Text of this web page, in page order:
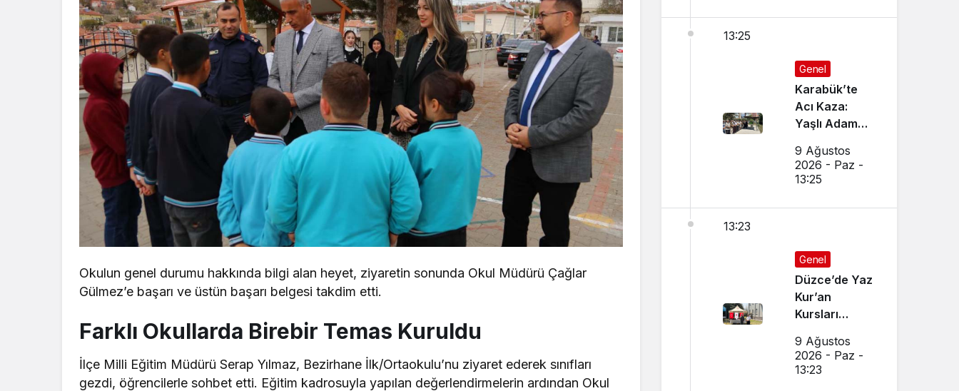
Okulun genel durumu hakkında bilgi alan heyet, ziyaretin sonunda Okul Müdürü Çağlar
Gülmez’e başarı ve üstün başarı belgesi takdim etti.
Farklı Okullarda Birebir Temas Kuruldu
İlçe Milli Eğitim Müdürü Serap Yılmaz, Bezirhane İlk/Ortaokulu’nu ziyaret ederek sınıfları
gezdi, öğrencilerle sohbet etti. Eğitim kadrosuyla yapılan değerlendirmelerin ardından Okul
13:25
Genel
Karabük’te
Acı Kaza:
Yaşlı Adam
Kaybetti
9 Ağustos
2026 - Paz -
13:25
13:23
Genel
Düzce’de Yaz
Kur’an
Kursları
9 Ağustos
2026 - Paz -
13:23